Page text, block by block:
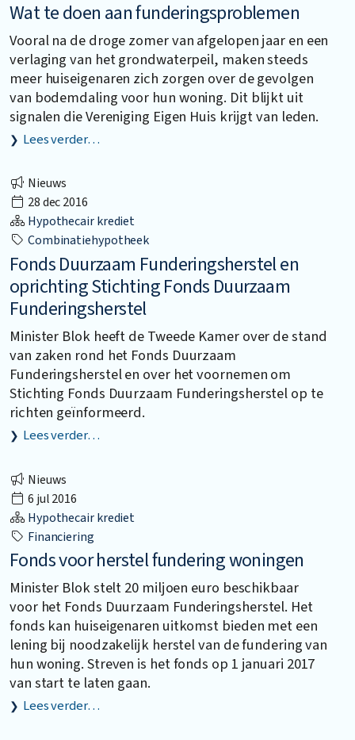
Wat te doen aan funderingsproblemen
Vooral na de droge zomer van afgelopen jaar en een
verlaging van het grondwaterpeil, maken steeds
meer huiseigenaren zich zorgen over de gevolgen
van bodemdaling voor hun woning. Dit blijkt uit
signalen die Vereniging Eigen Huis krijgt van leden.
Lees verder…
Nieuws
28 dec 2016
Hypothecair krediet
Combinatiehypotheek
Fonds Duurzaam Funderingsherstel en
oprichting Stichting Fonds Duurzaam
Funderingsherstel
Minister Blok heeft de Tweede Kamer over de stand
van zaken rond het Fonds Duurzaam
Funderingsherstel en over het voornemen om
Stichting Fonds Duurzaam Funderingsherstel op te
richten geïnformeerd.
Lees verder…
Nieuws
6 jul 2016
Hypothecair krediet
Financiering
Fonds voor herstel fundering woningen
Minister Blok stelt 20 miljoen euro beschikbaar
voor het Fonds Duurzaam Funderingsherstel. Het
fonds kan huiseigenaren uitkomst bieden met een
lening bij noodzakelijk herstel van de fundering van
hun woning. Streven is het fonds op 1 januari 2017
van start te laten gaan.
Lees verder…